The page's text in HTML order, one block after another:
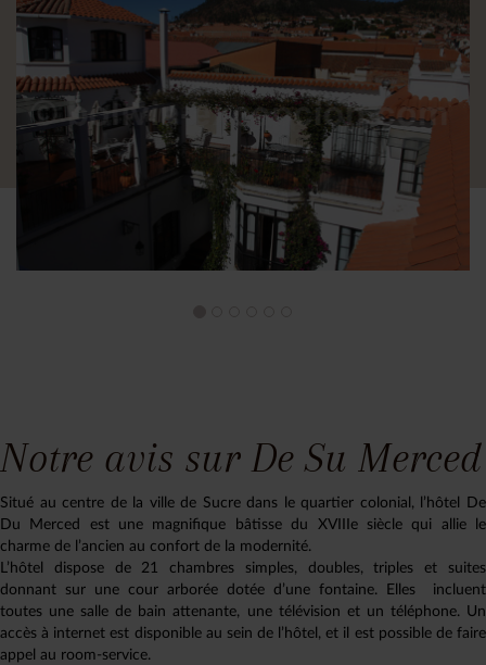
Notre avis sur De Su Merced
Situé au centre de la ville de Sucre dans le quartier colonial, l’hôtel De
Du Merced est une magnifique bâtisse du XVIIIe siècle qui allie le
charme de l’ancien au confort de la modernité.
L’hôtel dispose de 21 chambres simples, doubles, triples et suites
donnant sur une cour arborée dotée d’une fontaine. Elles incluent
toutes une salle de bain attenante, une télévision et un téléphone. Un
accès à internet est disponible au sein de l’hôtel, et il est possible de faire
appel au room-service.